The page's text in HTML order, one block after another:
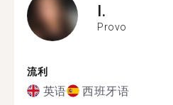
I.
Provo
流利
英语 西班牙语